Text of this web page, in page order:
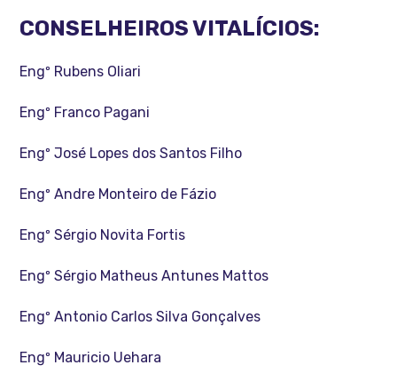
CONSELHEIROS VITALÍCIOS:
Engº Rubens Oliari
Engº Franco Pagani
Engº José Lopes dos Santos Filho
Engº Andre Monteiro de Fázio
Engº Sérgio Novita Fortis
Engº Sérgio Matheus Antunes Mattos
Engº Antonio Carlos Silva Gonçalves
Engº Mauricio Uehara